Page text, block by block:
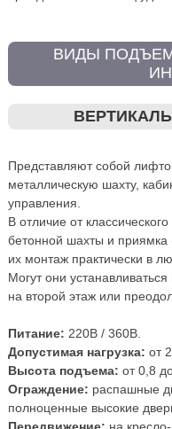
ВИДЫ
Представляют собой
металлическую шахту,
управления.
В отличие от
бетонной шахты и приямка
их монтаж практически в
Могут они
на второй этаж или
Питание: 220В / 360В.
Допустимая нагрузка: от
Высота подъема: от 0,8
Ограждение: распашные
полноценные высокие
Передвижение: на кресло-